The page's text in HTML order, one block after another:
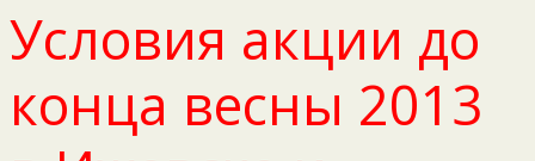
Условия акции до
конца весны 2013